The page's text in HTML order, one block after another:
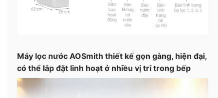
Máy lọc nước AOSmith thiết kế gọn gàng, hiện đại,
có thể lắp đặt linh hoạt ở nhiều vị trí trong bếp